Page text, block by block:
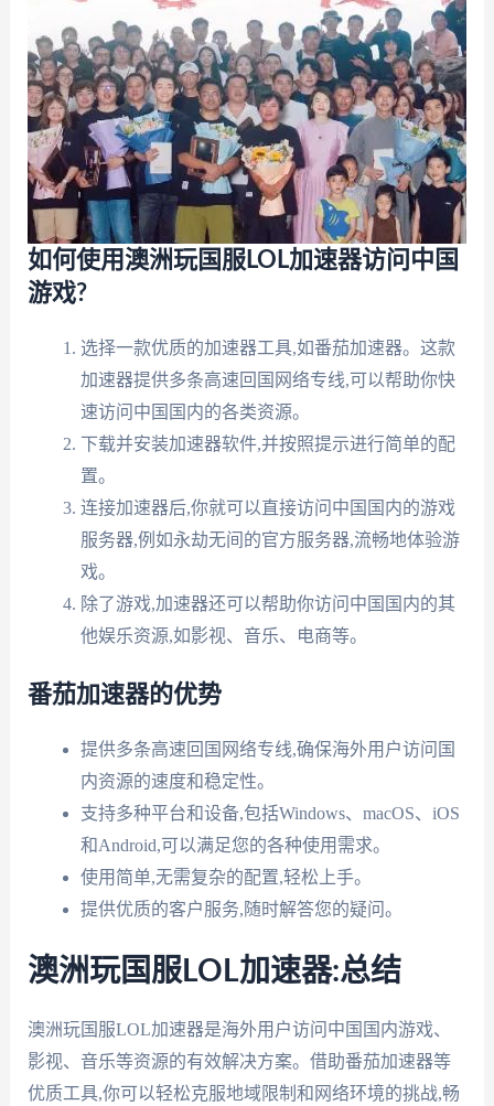
如何使用澳洲玩国服LOL加速器访问中国
游戏?
选择一款优质的加速器工具,如番茄加速器。这款
加速器提供多条高速回国网络专线,可以帮助你快
速访问中国国内的各类资源。
下载并安装加速器软件,并按照提示进行简单的配
置。
连接加速器后,你就可以直接访问中国国内的游戏
服务器,例如永劫无间的官方服务器,流畅地体验游
戏。
除了游戏,加速器还可以帮助你访问中国国内的其
他娱乐资源,如影视、音乐、电商等。
番茄加速器的优势
提供多条高速回国网络专线,确保海外用户访问国
内资源的速度和稳定性。
支持多种平台和设备,包括Windows、macOS、iOS
和Android,可以满足您的各种使用需求。
使用简单,无需复杂的配置,轻松上手。
提供优质的客户服务,随时解答您的疑问。
澳洲玩国服LOL加速器:总结
澳洲玩国服LOL加速器是海外用户访问中国国内游戏、
影视、音乐等资源的有效解决方案。借助番茄加速器等
优质工具,你可以轻松克服地域限制和网络环境的挑战,畅